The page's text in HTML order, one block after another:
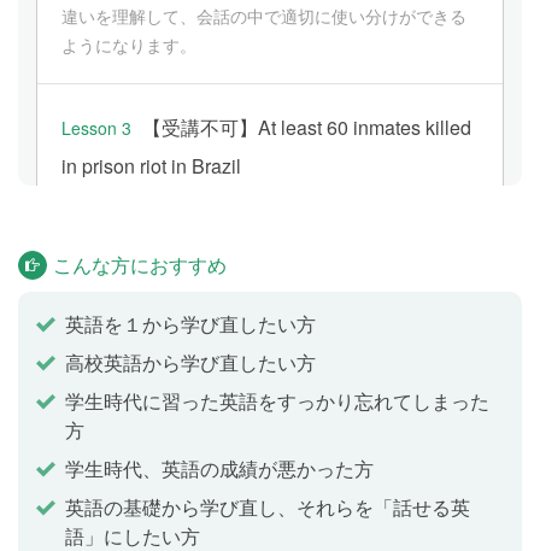
違いを理解して、会話の中で適切に使い分けができる
ようになります。
Lesson 3
【受講不可】At least 60 inmates killed
in prison riot in Brazil
http://st.japantimes.co.jp/news/?p=wm20170113
(出典：The Japan Times ST)
Lesson 4
Lesson 1〜3の内容をおさらいします。
こんな方におすすめ
英語を１から学び直したい方
高校英語から学び直したい方
学生時代に習った英語をすっかり忘れてしまった
方
学生時代、英語の成績が悪かった方
英語の基礎から学び直し、それらを「話せる英
語」にしたい方